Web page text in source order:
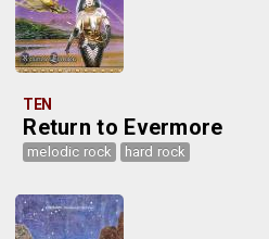
TEN
Return to Evermore
melodic rock hard rock